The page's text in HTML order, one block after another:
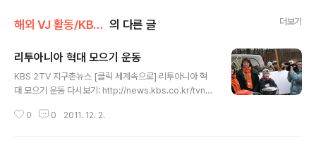
해외 VJ 활동/KBS TV 의 다른 글 더보기
리투아니아 혁대 모으기 운동
KBS 2TV 지구촌뉴스 [클릭 세계속으로] 리투아니아 혁
대 모으기 운동 다시보기: http://news.kbs.co.kr/tvne
자: 2009년 12월 30일 (수) 리투아니아는 전통적으로 체
0 0 2011. 12. 2.